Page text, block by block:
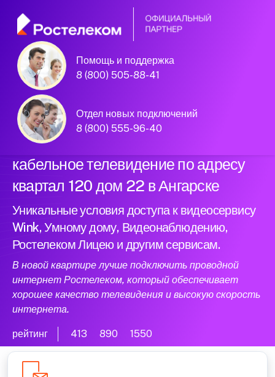
Помощь и поддержка
8 (800) 505-88-41
Отдел новых подключений
8 (800) 555-96-40
Официальный
партнер Ростелеком
Подключили новый интернет и
кабельное телевидение по адресу
квартал 120 дом 22 в Ангарске
Уникальные условия доступа к видеосервису
Wink, Умному дому, Видеонаблюдению,
Ростелеком Лицею и другим сервисам.
В новой квартире лучше подключить проводной
интернет Ростелеком, который обеспечивает
хорошее качество телевидения и высокую скорость
интернета.
рейтинг 413 890 1550